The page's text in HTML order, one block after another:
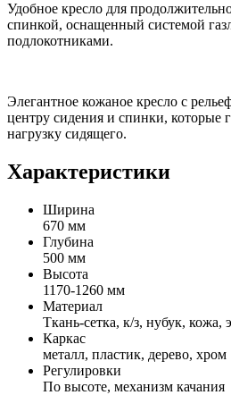
Удобное кресло для
спинкой, оснащенный системой
подлокотниками.
Элегантное кожаное кресло с
центру сидения и спинки, которые
нагрузку сидящего.
Характеристики
Ширина
670 мм
Глубина
500 мм
Высота
1170-1260 мм
Материал
Ткань-сетка, к/з, нубук, кожа,
Каркас
металл, пластик, дерево, хром
Регулировки
По высоте, механизм качания